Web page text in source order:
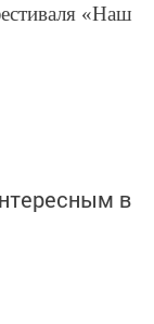
«Наш
в